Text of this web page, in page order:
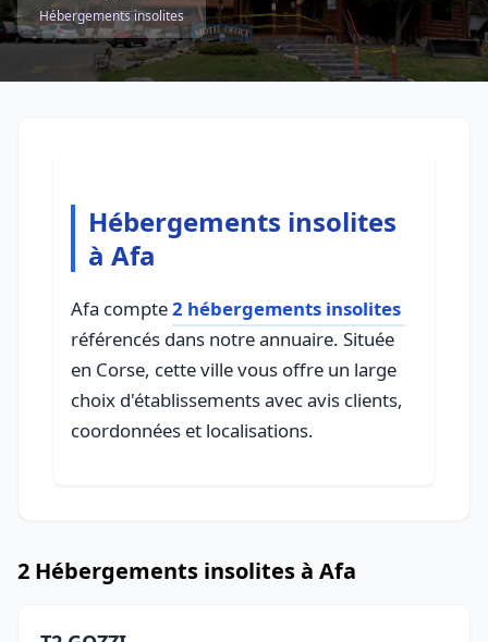
Hébergements insolites
Hébergements insolites
à Afa
Afa compte2 hébergements insolites
référencés dans notre annuaire. Située
en Corse, cette ville vous offre un large
choix d'établissements avec avis clients,
coordonnées et localisations.
2 Hébergements insolites à Afa